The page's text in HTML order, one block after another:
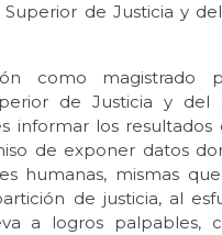
de Justicia y
como magistrado
de Justicia y del
informar los resultados
de exponer datos
humanas, mismas
de justicia, al
a logros palpables,